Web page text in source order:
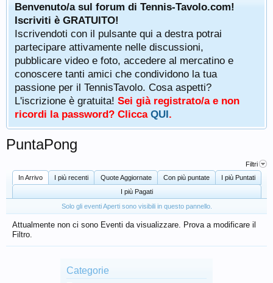
Benvenuto/a sul forum di Tennis-Tavolo.com!
Iscriviti è GRATUITO!
Iscrivendoti con il pulsante qui a destra potrai
partecipare attivamente nelle discussioni,
pubblicare video e foto, accedere al mercatino e
conoscere tanti amici che condividono la tua
passione per il TennisTavolo. Cosa aspetti?
L'iscrizione è gratuita! Sei già registrato/a e non
ricordi la password? Clicca QUI.
PuntaPong
Filtri
In Arrivo
I più recenti Quote Aggiornate Con più puntate
I più Puntati
I più Pagati
Solo gli eventi Aperti sono visibili in questo pannello.
Attualmente non ci sono Eventi da visualizzare. Prova a modificare il
Filtro.
Categorie